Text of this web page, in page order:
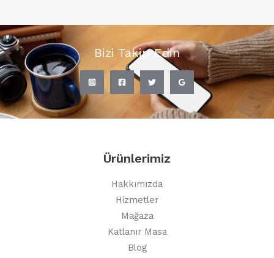
Bizi Takip Edin
Ürünlerimiz
Hakkımızda
Hizmetler
Mağaza
Katlanır Masa
Blog